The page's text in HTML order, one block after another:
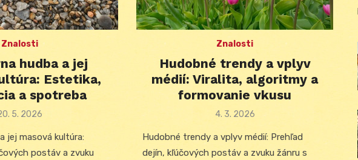
Znalosti
hudba a jej
Estetika,
a spotreba
5. 2026
jej masová kultúra:
postáv a zvuku
Znalosti
Hudobné trendy a vplyv
médií: Viralita, algoritmy a
formovanie vkusu
Posted
4. 3. 2026
Hudobné trendy a vplyv médií: Prehľad
dejín, kľúčových postáv a zvuku žánru s